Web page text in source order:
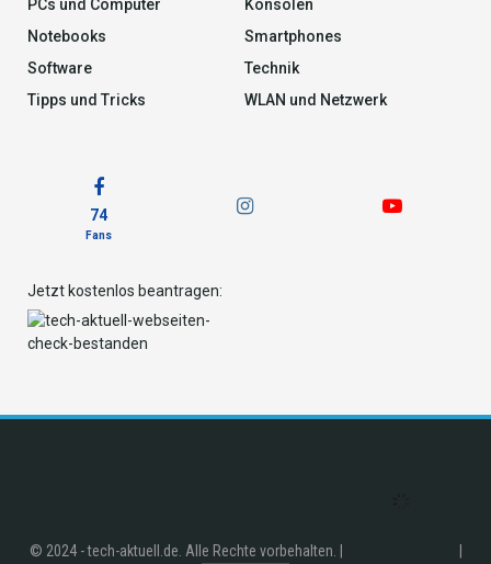
PCs und Computer
Konsolen
Notebooks
Smartphones
Software
Technik
Tipps und Tricks
WLAN und Netzwerk
74
Fans
Jetzt kostenlos beantragen:
© 2024 - tech-aktuell.de. Alle Rechte vorbehalten. |